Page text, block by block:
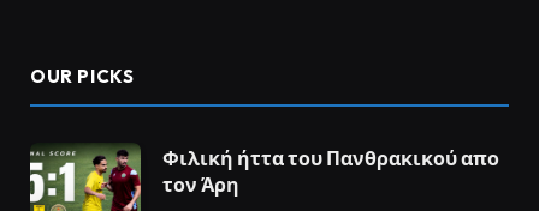
OUR PICKS
Φιλική ήττα του Πανθρακικού απο
τον Άρη